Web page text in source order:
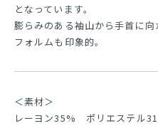
となっています。
膨らみのある袖山から手首に
フォルムも印象的。
＜素材＞
レーヨン35% ポリエステル